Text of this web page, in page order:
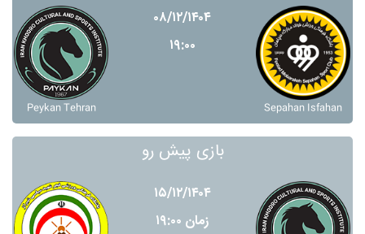
Peykan Tehran
۰۸/۱۲/۱۴۰۴
۱۹:۰۰
Sepahan Isfahan
بازی پیش رو
۱۵/۱۲/۱۴۰۴
زمان ۱۹:۰۰